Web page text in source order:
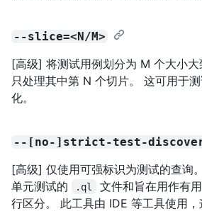
--slice=<N/M>
[高级] 将测试用例划分为 M 个大小大
只处理其中第 N 个切片。 这可用于
化。
--[no-]strict-test-
[高级] 仅使用可强标识为测试的查询
单元测试的
.ql 文件和旨在用作有
行区分。 此工具由 IDE 等工具使用